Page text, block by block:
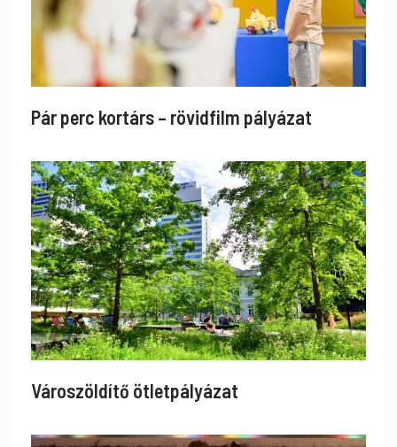
Pár perc kortárs – rövidfilm pályázat
Városzöldítő ötletpályázat